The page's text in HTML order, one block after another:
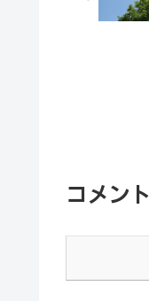
コメント